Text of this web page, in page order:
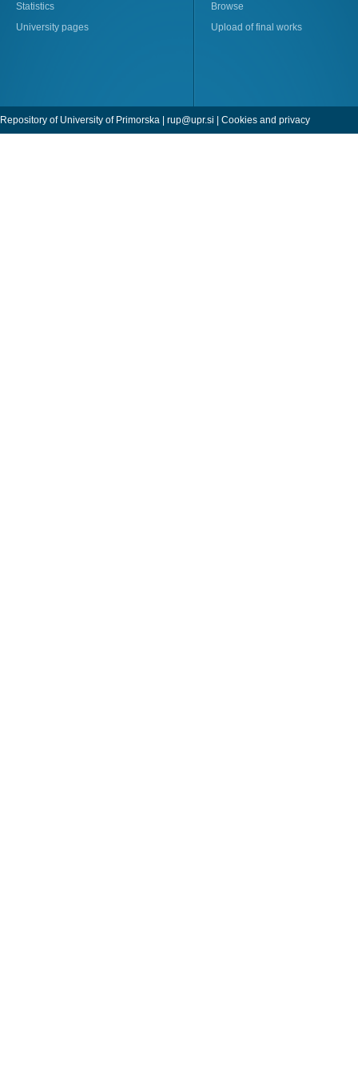
Statistics
University pages
Browse
Upload of final works
Repository of University of Primorska | rup@upr.si | Cookies and privacy